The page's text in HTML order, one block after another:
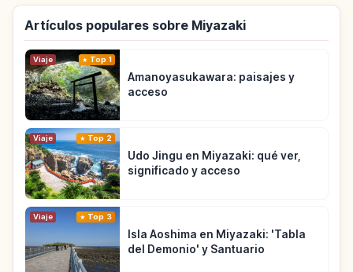
Artículos populares sobre Miyazaki
Viaje Top 1
Amanoyasukawara: paisajes y
acceso
Viaje Top 2
Udo Jingu en Miyazaki: qué ver,
significado y acceso
Viaje Top 3
Isla Aoshima en Miyazaki: 'Tabla
del Demonio' y Santuario